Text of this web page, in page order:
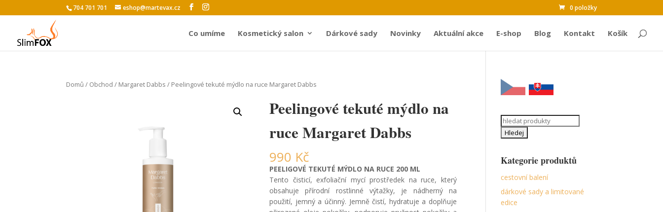
704 701 701 eshop@martevax.cz 0 položky
Co umíme Kosmetický salon Dárkové sady Novinky Aktuální akce E-shop Blog Kontakt Košík
Domů / Obchod / Margaret Dabbs / Peelingové tekuté mýdlo na ruce Margaret Dabbs
Peelingové tekuté mýdlo na
ruce Margaret Dabbs
990 Kč
PEELIGOVÉ TEKUTÉ MÝDLO NA RUCE 200 ML
Tento čisticí, exfoliační mycí prostředek na ruce, který
obsahuje přírodní rostlinné výtažky, je nádherný na
použití, jemný a účinný. Jemně čistí, hydratuje a doplňuje
Search
for:
Kategorie produktů
cestovní balení
dárkové sady a limitované
edice